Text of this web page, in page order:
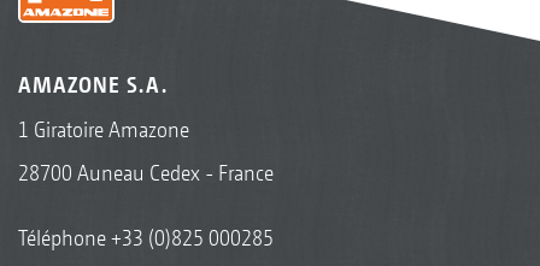
AMAZONE S.A.
1 Giratoire Amazone
28700 Auneau Cedex - France
Téléphone+33 (0)825 000285